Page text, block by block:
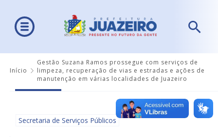
Início
Gestão Suzana Ramos prossegue com serviços de
limpeza, recuperação de vias e estradas e ações de
manutenção em várias localidades de Juazeiro
Secretaria de Serviços Públicos